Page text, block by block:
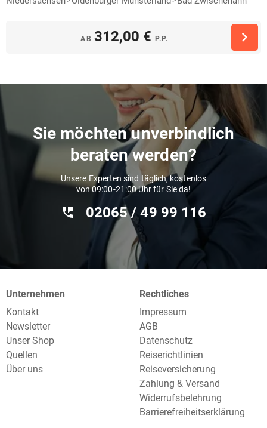
AB 312,00 € P.P.
Sie möchten unverbindlich
beraten werden?
Unsere Experten sind täglich, kostenlos
von 09:00-21:00 Uhr für Sie da!
02065 / 49 ‌99 116
Unternehmen
Kontakt
Newsletter
Unser Shop
Quellen
Über uns
Rechtliches
Impressum
AGB
Datenschutz
Reiserichtlinien
Reiseversicherung
Zahlung & Versand
Widerrufsbelehrung
Barrierefreiheitserklärung